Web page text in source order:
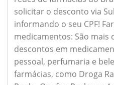
solicitar o desconto via
informando o seu CPF!
medicamentos: São mais
descontos em
pessoal, perfumaria e
farmácias, como Droga